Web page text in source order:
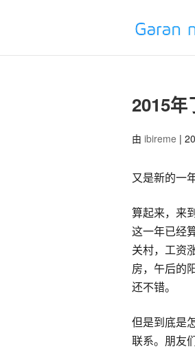
2015
由 ibireme |
又是新的一
算起来，来
这一年已经
关村，工资
房，午后的
还不错。
但是到底是
联系。朋友